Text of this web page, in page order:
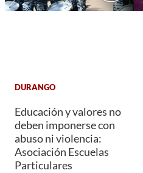
DURANGO
Educación y valores no
deben imponerse con
abuso ni violencia:
Asociación Escuelas
Particulares